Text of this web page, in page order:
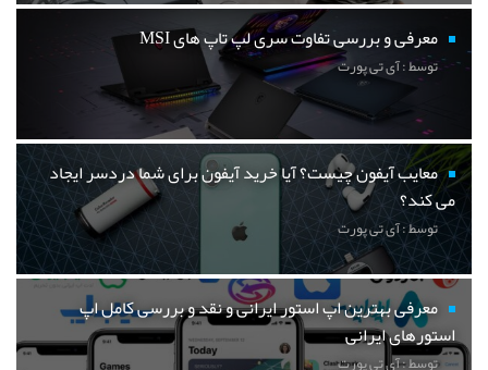
معرفی و بررسی تفاوت سری لپ تاپ های MSI
توسط : آی تی پورت
معایب آیفون چیست؟ آیا خرید آیفون برای شما دردسر ایجاد
می کند؟
توسط : آی تی پورت
معرفی بهترین اپ استور ایرانی و نقد و بررسی کامل اپ
استورهای ایرانی
توسط : آی تی پورت